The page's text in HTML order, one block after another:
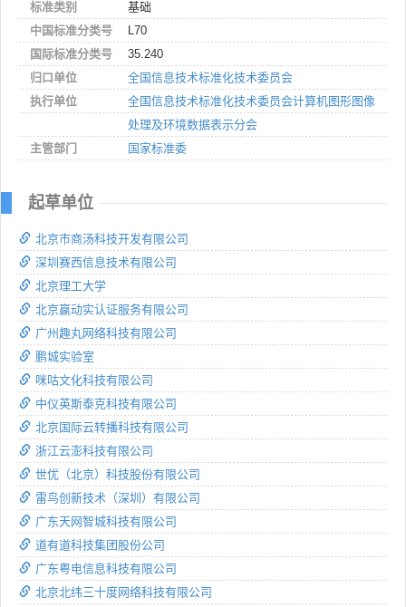
标准类别
基础
中国标准分类号
L70
国际标准分类号
35.240
归口单位
全国信息技术标准化技术委员会
执行单位
全国信息技术标准化技术委员会计算机图形图像
处理及环境数据表示分会
主管部门
国家标准委
起草单位
北京市商汤科技开发有限公司
深圳赛西信息技术有限公司
北京理工大学
北京赢动实认证服务有限公司
广州趣丸网络科技有限公司
鹏城实验室
咪咕文化科技有限公司
中仪英斯泰克科技有限公司
北京国际云转播科技有限公司
浙江云澎科技有限公司
世优（北京）科技股份有限公司
雷鸟创新技术（深圳）有限公司
广东天网智城科技有限公司
道有道科技集团股份公司
广东粤电信息科技有限公司
北京北纬三十度网络科技有限公司